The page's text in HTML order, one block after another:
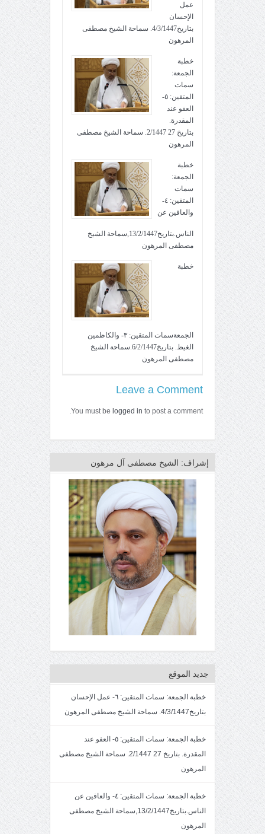
عمل
الإحسان
بتاريخ4/3/1447. سماحة الشيخ مصطفى
المرهون
خطبة
الجمعة:
سمات
المتقين: ٥-
العفو عند
المقدرة.
بتاريخ 27 2/1447. سماحة الشيخ مصطفى
المرهون
خطبة
الجمعة:
سمات
المتقين: ٤-
والعافين عن
الناس.بتاريخ13/2/1447,سماحة الشيخ
مصطفى المرهون
خطبة
الجمعةسمات المتقين: ٣- والكاظمين
الغيظ. بتاريخ6/2/1447.سماحة الشيخ
مصطفى المرهون
Leave a Comment
You must be logged in to post a comment.
إشراف: الشيخ مصطفى آل مرهون
جديد الموقع
خطبة الجمعة: سمات المتقين: ٦- عمل الإحسان
بتاريخ4/3/1447. سماحة الشيخ مصطفى المرهون
خطبة الجمعة: سمات المتقين: ٥- العفو عند
المقدرة. بتاريخ 27 2/1447. سماحة الشيخ مصطفى
المرهون
خطبة الجمعة: سمات المتقين: ٤- والعافين عن
الناس.بتاريخ13/2/1447,سماحة الشيخ مصطفى
المرهون